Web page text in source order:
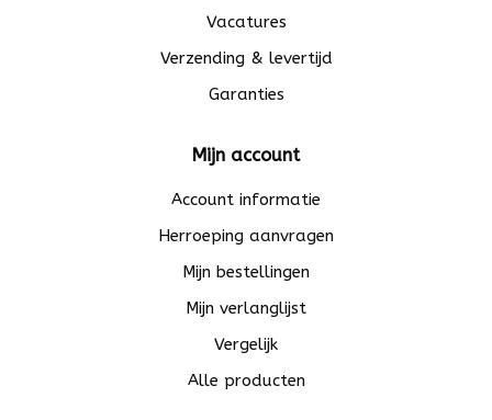
Vacatures
Verzending & levertijd
Garanties
Mijn account
Account informatie
Herroeping aanvragen
Mijn bestellingen
Mijn verlanglijst
Vergelijk
Alle producten